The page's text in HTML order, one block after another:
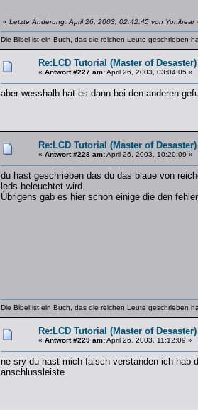
« Letzte Änderung: April 26, 2003, 02:42:45 von Yonibear
Die Bibel ist ein Buch, das die reichen Leute geschrieben
Re:LCD Tutorial (Master of Desaster)
« Antwort #227 am:April 26, 2003, 03:04:05 »
aber wesshalb hat es dann bei den anderen
Re:LCD Tutorial (Master of Desaster)
« Antwort #228 am:April 26, 2003, 10:20:09 »
du hast geschrieben das du das blaue von
leds beleuchtet wird.
Übrigens gab es hier schon einige die den
Die Bibel ist ein Buch, das die reichen Leute geschrieben
Re:LCD Tutorial (Master of Desaster)
« Antwort #229 am:April 26, 2003, 11:12:09 »
ne sry du hast mich falsch verstanden ich hab
anschlussleiste